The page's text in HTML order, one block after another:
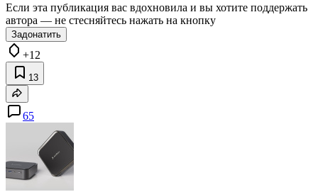
Если эта публикация вас вдохновила и вы хотите поддержать
автора — не стесняйтесь нажать на кнопку
Задонатить
+12
13
65